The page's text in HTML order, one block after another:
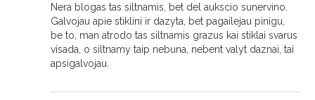
Nera blogas tas siltnamis, bet del aukscio sunervino.
Galvojau apie stiklini ir dazyta, bet pagailejau pinigu,
be to, man atrodo tas siltnamis grazus kai stiklai svarus
visada, o siltnamy taip nebuna, nebent valyt daznai, tai
apsigalvojau.